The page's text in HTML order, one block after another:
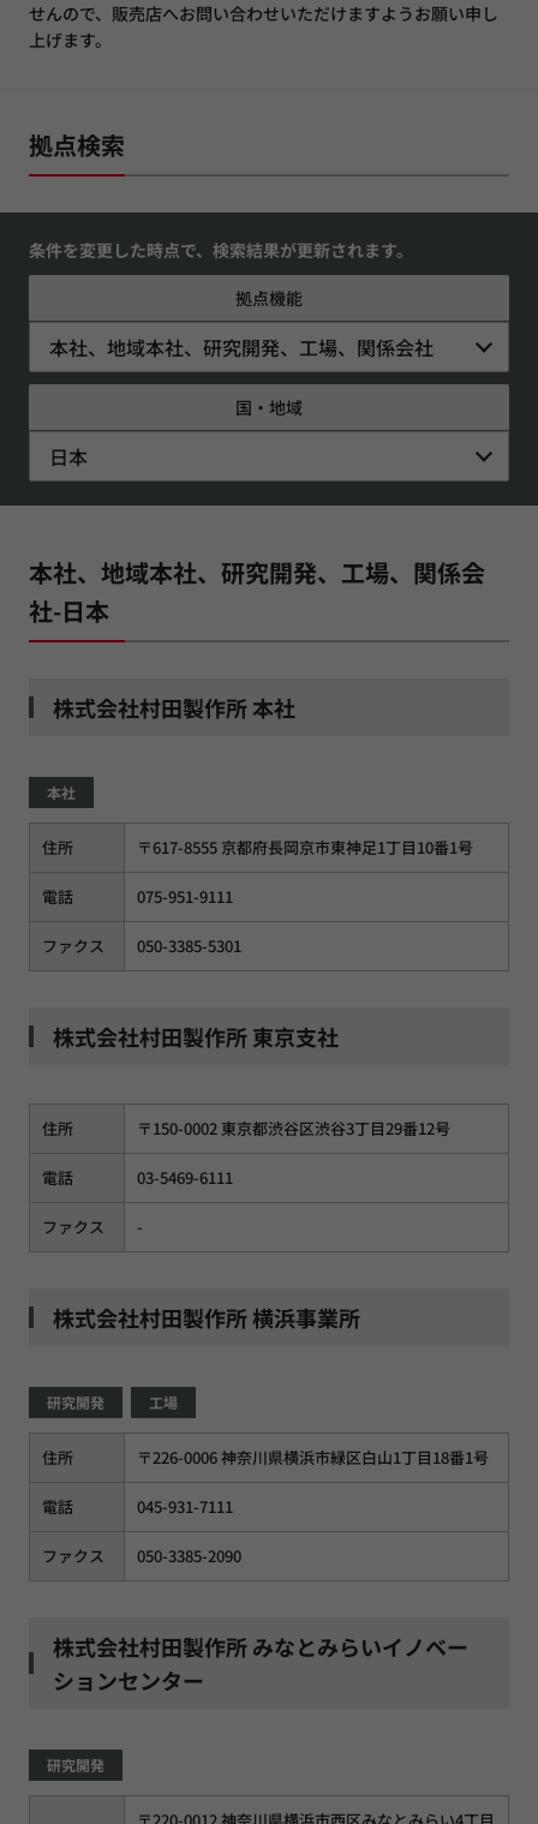
せんので、販売店へお問い合わせいただけますようお願い申し
上げます。
拠点検索
条件を変更した時点で、検索結果が更新されます。
拠点機能
本社、地域本社、研究開発、工場、関係会社
国・地域
日本
本社、地域本社、研究開発、工場、関係会
社-日本
株式会社村田製作所 本社
本社
住所 〒617-8555 京都府長岡京市東神足1丁目10番1号
電話 075-951-9111
ファクス 050-3385-5301
株式会社村田製作所 東京支社
住所 〒150-0002 東京都渋谷区渋谷3丁目29番12号
電話 03-5469-6111
ファクス -
株式会社村田製作所 横浜事業所
研究開発 工場
住所 〒226-0006 神奈川県横浜市緑区白山1丁目18番1号
電話 045-931-7111
ファクス 050-3385-2090
株式会社村田製作所 みなとみらいイノベー
ションセンター
研究開発